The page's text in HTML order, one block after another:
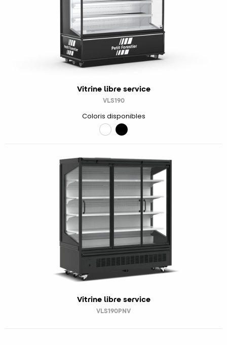
Vitrine libre service
VLS190
Coloris disponibles
Vitrine libre service
VLS190PNV